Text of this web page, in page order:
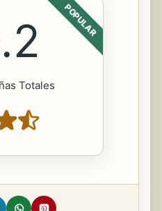
POPULAR
Totales